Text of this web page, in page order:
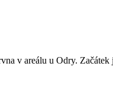
v areálu u Odry.